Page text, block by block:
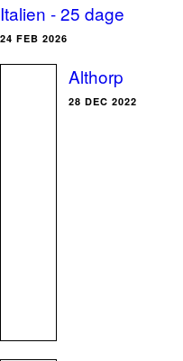
Italien - 25 dage
24 FEB 2026
Althorp
28 DEC 2022